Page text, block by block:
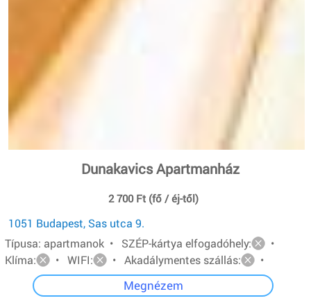
Dunakavics Apartmanház
2 700 Ft (fő / éj-től)
1051 Budapest, Sas utca 9.
Típusa: apartmanok • SZÉP-kártya elfogadóhely:
•
Klíma:
• WIFI: • Akadálymentes szállás: •
Megnézem